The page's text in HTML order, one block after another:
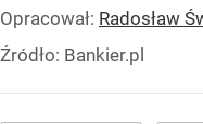
Opracował: Radosław
Źródło: Bankier.pl